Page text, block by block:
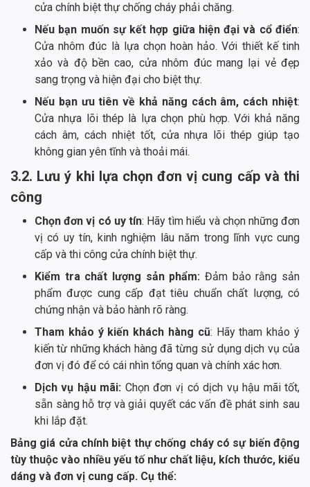
cửa chính biệt thự chống cháy phải chăng.
Nếu bạn muốn sự kết hợp giữa hiện đại và cổ điển:
Cửa nhôm đúc là lựa chọn hoàn hảo. Với thiết kế tinh
xảo và độ bền cao, cửa nhôm đúc mang lại vẻ đẹp
sang trọng và hiện đại cho biệt thự.
Nếu bạn ưu tiên về khả năng cách âm, cách nhiệt:
Cửa nhựa lõi thép là lựa chọn phù hợp. Với khả năng
cách âm, cách nhiệt tốt, cửa nhựa lõi thép giúp tạo
không gian yên tĩnh và thoải mái.
3.2. Lưu ý khi lựa chọn đơn vị cung cấp và thi
công
Chọn đơn vị có uy tín: Hãy tìm hiểu và chọn những đơn
vị có uy tín, kinh nghiệm lâu năm trong lĩnh vực cung
cấp và thi công cửa chính biệt thự.
Kiểm tra chất lượng sản phẩm: Đảm bảo rằng sản
phẩm được cung cấp đạt tiêu chuẩn chất lượng, có
chứng nhận và bảo hành rõ ràng.
Tham khảo ý kiến khách hàng cũ: Hãy tham khảo ý
kiến từ những khách hàng đã từng sử dụng dịch vụ của
đơn vị đó để có cái nhìn tổng quan và chính xác hơn.
Dịch vụ hậu mãi: Chọn đơn vị có dịch vụ hậu mãi tốt,
sẵn sàng hỗ trợ và giải quyết các vấn đề phát sinh sau
khi lắp đặt.
Bảng giá cửa chính biệt thự chống cháy có sự biến động
tùy thuộc vào nhiều yếu tố như chất liệu, kích thước, kiểu
dáng và đơn vị cung cấp. Cụ thể: